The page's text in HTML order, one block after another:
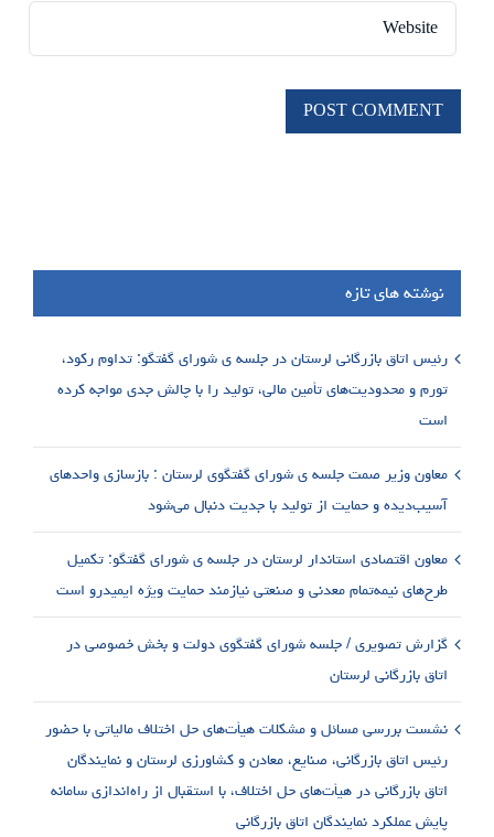
نوشته های تازه
رئیس اتاق بازرگانی لرستان در جلسه ی شورای گفتگو: تداوم رکود،
تورم و محدودیت‌های تأمین مالی، تولید را با چالش جدی مواجه کرده
است
معاون وزیر صمت جلسه ی شورای گفتگوی لرستان : بازسازی واحدهای
آسیب‌دیده و حمایت از تولید با جدیت دنبال می‌شود
معاون اقتصادی استاندار لرستان در جلسه ی شورای گفتگو: تکمیل
طرح‌های نیمه‌تمام معدنی و صنعتی نیازمند حمایت ویژه ایمیدرو است
گزارش تصویری / جلسه شورای گفتگوی دولت و بخش خصوصی در
اتاق بازرگانی لرستان
نشست بررسی مسائل و مشکلات هیأت‌های حل اختلاف مالیاتی با حضور
رئیس اتاق بازرگانی، صنایع، معادن و کشاورزی لرستان و نمایندگان
اتاق بازرگانی در هیأت‌های حل اختلاف، با استقبال از راه‌اندازی سامانه
پایش عملکرد نمایندگان اتاق بازرگانی